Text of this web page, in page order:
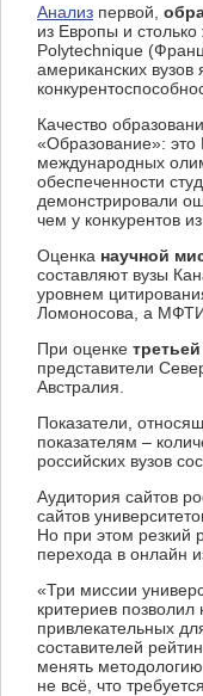
Анализ первой,
из Европы и
Polytechnique
американских
Качество
«Образование»:
международных
обеспеченности
демонстрировали
чем у конкурентов
Оценка научной
составляют вузы
уровнем
Ломоносова, а МФТИ
При оценке
представители
Австралия.
Показатели,
показателям –
российских вузов
Аудитория сайтов
сайтов
Но при этом резкий
перехода в онлайн
«Три миссии
критериев
привлекательных
составителей
менять
не всё, что